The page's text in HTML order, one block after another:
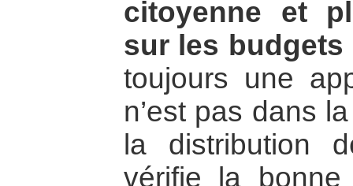
citoyenne et
sur les
toujours une
n’est pas dans
la distribution
vérifie la